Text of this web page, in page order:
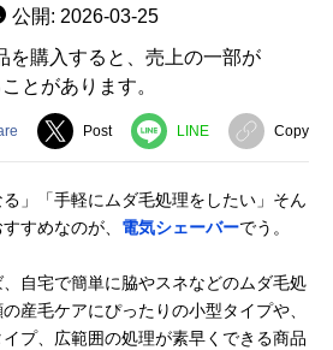
公開: 2026-03-25
購入すると、売上の一部が
とがあります。
Post LINE Copy
る」「手軽にムダ毛処理をしたい」そん
すめなのが、 電気シェーバーでう。
自宅で簡単に脇やスネなどのムダ毛処
産毛ケアにぴったりの小型タイプや、
プ、広範囲の処理が素早くできる商品